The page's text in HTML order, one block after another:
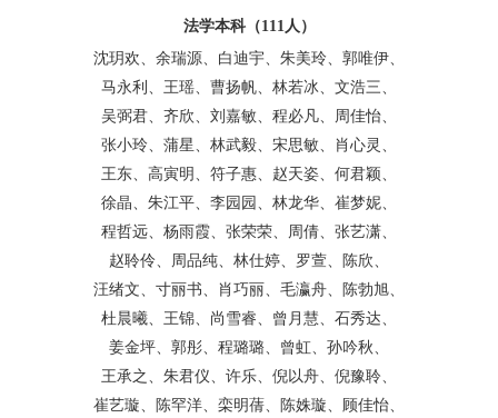
法学本科（111 人）
沈玥欢、余瑞源、白迪宇、朱美玲、郭唯伊、
马永利、王瑶、曹扬帆、林若冰、文浩三、
吴弼君、齐欣、刘嘉敏、程必凡、周佳怡、
张小玲、蒲星、林武毅、宋思敏、肖心灵、
王东、高寅明、符子惠、赵天姿、何君颖、
徐晶、朱江平、李园园、林龙华、崔梦妮、
程哲远、杨雨霞、张荣荣、周倩、张艺潇、
赵聆伶、周品纯、林仕婷、罗萱、陈欣、
汪绪文、寸丽书、肖巧丽、毛瀛舟、陈勃旭、
杜晨曦、王锦、尚雪睿、曾月慧、石秀达、
姜金坪、郭彤、程璐璐、曾虹、孙吟秋、
王承之、朱君仪、许乐、倪以舟、倪豫聆、
崔艺璇、陈罕洋、栾明蒨、陈姝璇、顾佳怡、